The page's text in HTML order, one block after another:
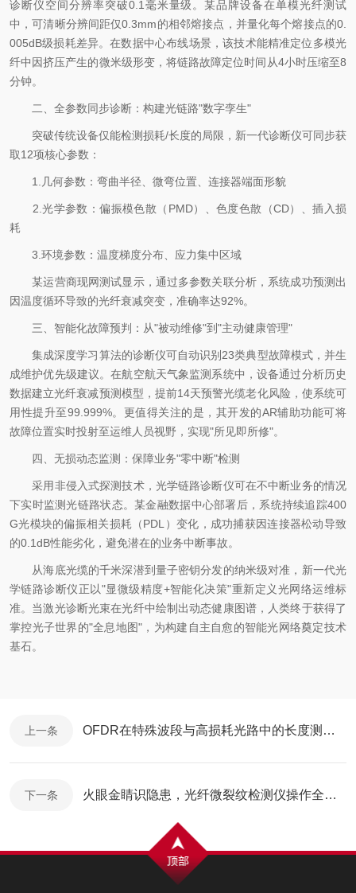
诊断仪空间分辨率突破0.1毫米量级。某品牌设备在单模光纤测试
中，可清晰分辨间距仅0.3mm的相邻熔接点，并量化每个熔接点的0.
005dB级损耗差异。在数据中心布线场景，该技术能精准定位多模光
纤中因挤压产生的微米级形变，将链路故障定位时间从4小时压缩至8
分钟。
二、全参数同步诊断：构建光链路"数字孪生"
突破传统设备仅能检测损耗/长度的局限，新一代诊断仪可同步获
取12项核心参数：
1.几何参数：弯曲半径、微弯位置、连接器端面形貌
2.光学参数：偏振模色散（PMD）、色度色散（CD）、插入损
耗
3.环境参数：温度梯度分布、应力集中区域
某运营商现网测试显示，通过多参数关联分析，系统成功预测出
因温度循环导致的光纤衰减突变，准确率达92%。
三、智能化故障预判：从"被动维修"到"主动健康管理"
集成深度学习算法的诊断仪可自动识别23类典型故障模式，并生
成维护优先级建议。在航空航天气象监测系统中，设备通过分析历史
数据建立光纤衰减预测模型，提前14天预警光缆老化风险，使系统可
用性提升至99.999%。更值得关注的是，其开发的AR辅助功能可将
故障位置实时投射至运维人员视野，实现"所见即所修"。
四、无损动态监测：保障业务"零中断"检测
采用非侵入式探测技术，光学链路诊断仪可在不中断业务的情况
下实时监测光链路状态。某金融数据中心部署后，系统持续追踪400
G光模块的偏振相关损耗（PDL）变化，成功捕获因连接器松动导致
的0.1dB性能劣化，避免潜在的业务中断事故。
从海底光缆的千米深潜到量子密钥分发的纳米级对准，新一代光
学链路诊断仪正以"显微级精度+智能化决策"重新定义光网络运维标
准。当激光诊断光束在光纤中绘制出动态健康图谱，人类终于获得了
掌控光子世界的"全息地图"，为构建自主自愈的智能光网络奠定技术
基石。
上一条 OFDR在特殊波段与高损耗光路中的长度测量技巧与案例解析
下一条 火眼金睛识隐患，光纤微裂纹检测仪操作全攻略